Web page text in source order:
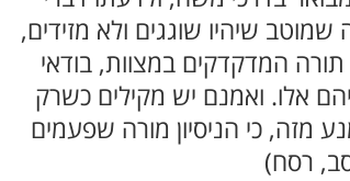
שיהיו שוגגים ולא מזידים,
המדקדקים במצוות, בודאי
אלו. ואמנם יש מקילים כשרק
מזה, כי הניסיון מורה שפעמים
רסח)